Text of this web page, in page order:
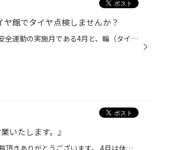
館でタイヤ点検しませんか？
4月8日は「タイヤの日」です。 春の全国交通安全運動の実施月である4月と、輪（タイヤ）のイメージで8の語呂合わせで 一般社団法人日本自動車タイヤ協会（JATMA）が定めた記念日です。 こちらのタイヤの日に合わせて、コクピット・タイヤ館では『タイヤ点検・空気の補充強化』を行います！ 【どうし...
いたします。』